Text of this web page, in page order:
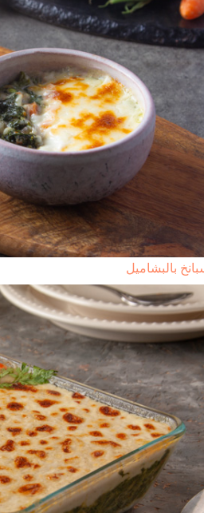
بالبشاميل